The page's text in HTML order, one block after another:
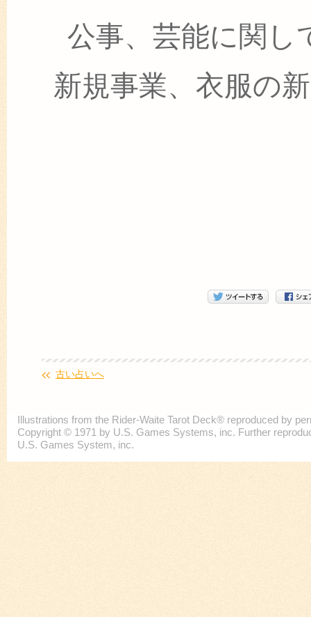
公事、芸能に関し
新規事業、衣服の
古い占いへ
Illustrations from the Rider-Waite Tarot Deck® reproduced by
Copyright © 1971 by U.S. Games Systems, inc. Further
U.S. Games System, inc.